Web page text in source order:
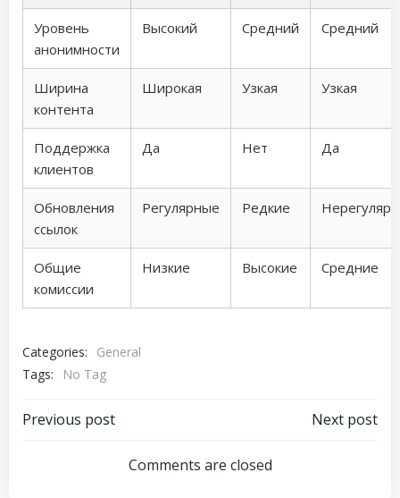
Уровень
анонимности
Высокий Средний Средний
Ширина
контента
Широкая Узкая Узкая
Поддержка
клиентов
Да Нет Да
Обновления
ссылок
Регулярные Редкие
Общие
комиссии
Низкие Высокие Средние
Categories:
General
Tags:
No Tag
Post
navigation
Previous post
navigation
Next post
Comments are closed